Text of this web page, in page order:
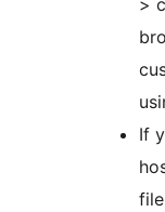
>
If